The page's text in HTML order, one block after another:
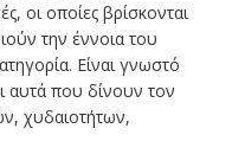
οι οποίες βρίσκονται
την έννοια του
Είναι γνωστό
αυτά που δίνουν τον
χυδαιοτήτων,